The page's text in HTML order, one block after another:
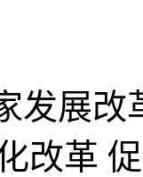
发展
改革